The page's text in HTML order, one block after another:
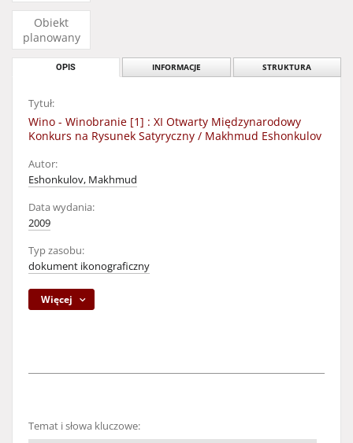
Obiekt
planowany
OPIS INFORMACJE STRUKTURA
Tytuł:
Wino - Winobranie [1] : XI Otwarty Międzynarodowy
Konkurs na Rysunek Satyryczny / Makhmud Eshonkulov
Autor:
Eshonkulov, Makhmud
Data wydania:
2009
Typ zasobu:
dokument ikonograficzny
Więcej
Temat i słowa kluczowe: